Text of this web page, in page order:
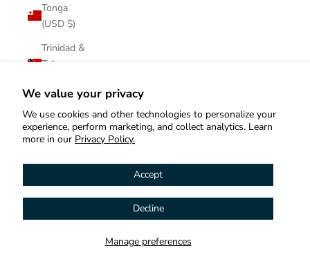
We value your privacy
We use cookies and other technologies to personalize your
experience, perform marketing, and collect analytics. Learn
more in our Privacy Policy.
Manage preferences
Accept
Decline
Tonga
(USD $)
Trinidad &
Tobago
Tristan da
Cunha
(USD $)
Türkiye